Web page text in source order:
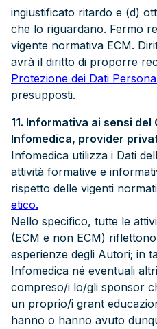
ingiustificato ritardo e (d)
che lo riguardano. Fermo
vigente normativa ECM.
avrà il diritto di proporre
Protezione dei Dati
presupposti.
11. Informativa ai sensi
Infomedica, provider
Infomedica utilizza i Dati
attività formative e
rispetto delle vigenti
etico.
Nello specifico, tutte le
(ECM e non ECM)
esperienze degli Autori; in
Infomedica né eventuali
compreso/i lo/gli sponsor
un proprio/i grant
hanno o hanno avuto